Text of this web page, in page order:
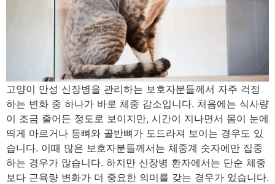
고양이 만성 신장병을 관리하는 보호자분들께서 자주 걱정
하는 변화 중 하나가 바로 체중 감소입니다. 처음에는 식사량
이 조금 줄어든 정도로 보이지만, 시간이 지나면서 몸이 눈에
띄게 마르거나 등뼈와 골반뼈가 도드라져 보이는 경우도 있
습니다. 이때 많은 보호자분들께서는 체중계 숫자에만 집중
하는 경우가 많습니다. 하지만 신장병 환자에서는 단순 체중
보다 근육량 변화가 더 중요한 의미를 갖는 경우가 있습니다.